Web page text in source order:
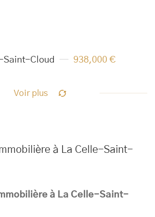
Saint-Cloud 938,000 €
Voir plus
à La Celle-Saint-
à La Celle-Saint-